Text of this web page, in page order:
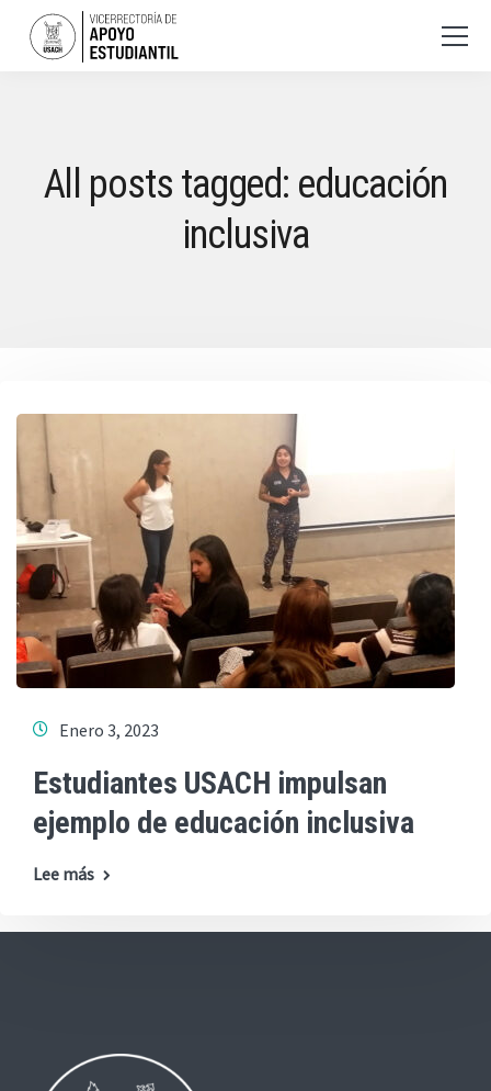
All posts tagged: educación
inclusiva
Enero 3, 2023
Estudiantes USACH impulsan
ejemplo de educación inclusiva
Lee más